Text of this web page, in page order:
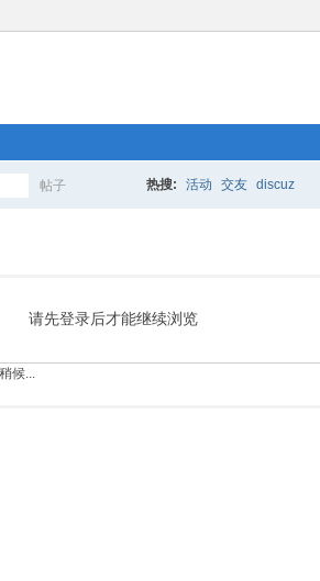
帖子
索
热搜: 活动 交友 discuz
请先登录后才能继续浏览
候...